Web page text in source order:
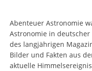
Abenteuer Astronomie
Astronomie in deutscher
des langjährigen
Bilder und Fakten aus
aktuelle